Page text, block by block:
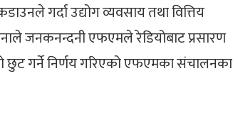
गर्दा उद्योग व्यवसाय तथा वित्तिय
जनकनन्दनी एफएमले रेडियोबाट प्रसारण
छुट गर्ने निर्णय गरिएको एफएमका संचालनका